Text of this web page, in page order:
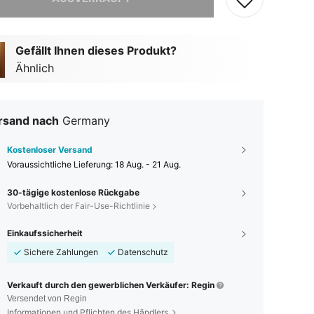
Gefällt Ihnen dieses Produkt?
Ähnlich
nach Germany
Kostenloser Versand
Voraussichtliche Lieferung: 18 Aug. - 21 Aug.
30-tägige kostenlose Rückgabe
Vorbehaltlich der Fair-Use-Richtlinie
Einkaufssicherheit
Sichere Zahlungen
Datenschutz
Verkauft durch den gewerblichen Verkäufer: Regin
Versendet von Regin